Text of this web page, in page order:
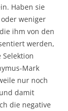
Haben sie
weniger
ihm von den
werden,
Mark
nur noch
damit
die negative